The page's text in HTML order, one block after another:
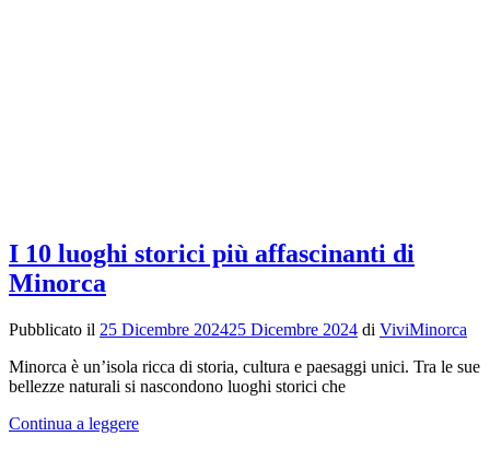
I 10 luoghi storici più affascinanti di
Minorca
Pubblicato il 25 Dicembre 202425 Dicembre 2024 di ViviMinorca
Minorca è un’isola ricca di storia, cultura e paesaggi unici. Tra le sue
bellezze naturali si nascondono luoghi storici che
Continua a leggere